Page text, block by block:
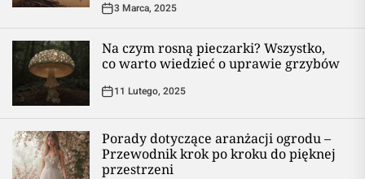
3 Marca, 2025
Na czym rosną pieczarki? Wszystko,
co warto wiedzieć o uprawie grzybów
11 Lutego, 2025
Porady dotyczące aranżacji ogrodu –
Przewodnik krok po kroku do pięknej
przestrzeni